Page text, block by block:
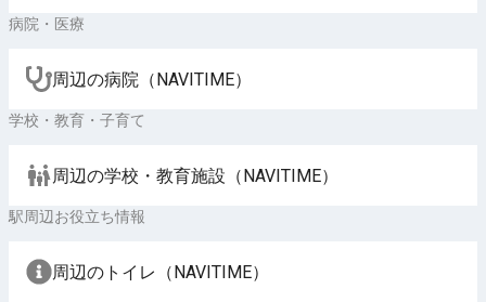
病院・医療
周辺の病院（NAVITIME）
学校・教育・子育て
周辺の学校・教育施設（NAVITIME）
駅周辺お役立ち情報
周辺のトイレ（NAVITIME）